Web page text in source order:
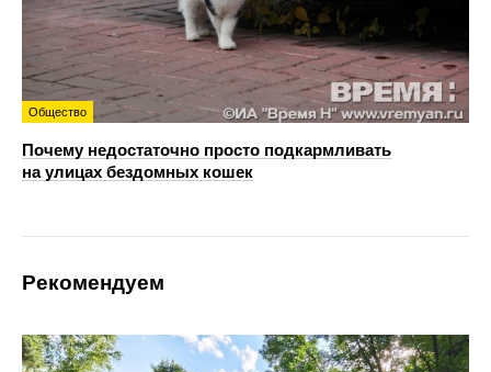
Общество
Почему недостаточно просто подкармливать
на улицах бездомных кошек
Рекомендуем